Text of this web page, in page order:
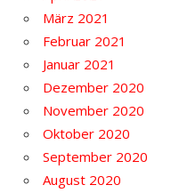
März 2021
Februar 2021
Januar 2021
Dezember 2020
November 2020
Oktober 2020
September 2020
August 2020